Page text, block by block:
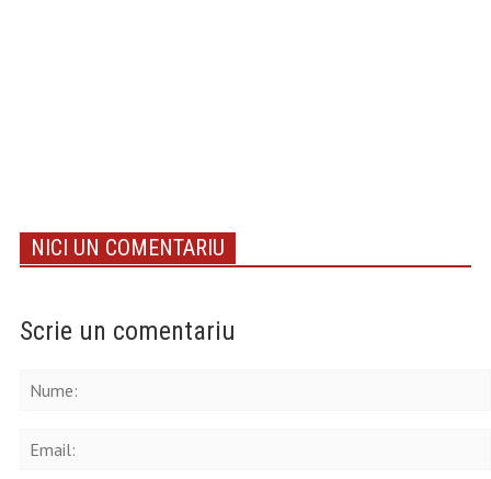
NICI UN COMENTARIU
Scrie un comentariu